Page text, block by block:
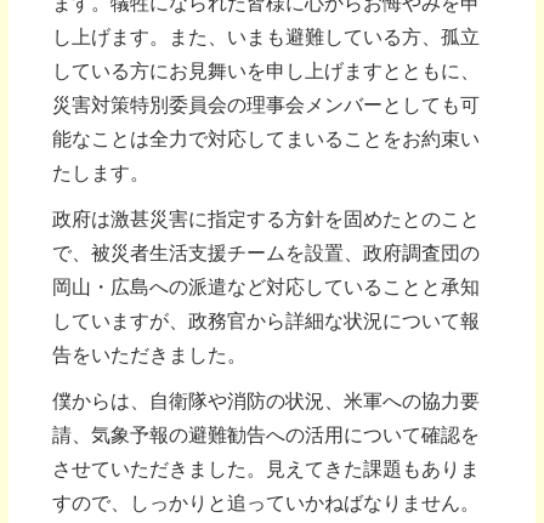
し上げます。また、いまも避難している方、孤立
している方にお見舞いを申し上げますとともに、
災害対策特別委員会の理事会メンバーとしても可
能なことは全力で対応してまいることをお約束い
たします。
政府は激甚災害に指定する方針を固めたとのこと
で、被災者生活支援チームを設置、政府調査団の
岡山・広島への派遣など対応していることと承知
していますが、政務官から詳細な状況について報
告をいただきました。
僕からは、自衛隊や消防の状況、米軍への協力要
請、気象予報の避難勧告への活用について確認を
させていただきました。見えてきた課題もありま
すので、しっかりと追っていかねばなりません。